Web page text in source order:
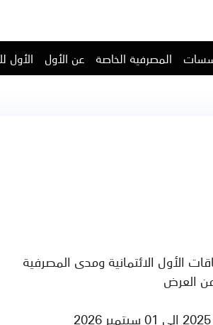
المصرفية الخاصة عن الأول الأول
العرض